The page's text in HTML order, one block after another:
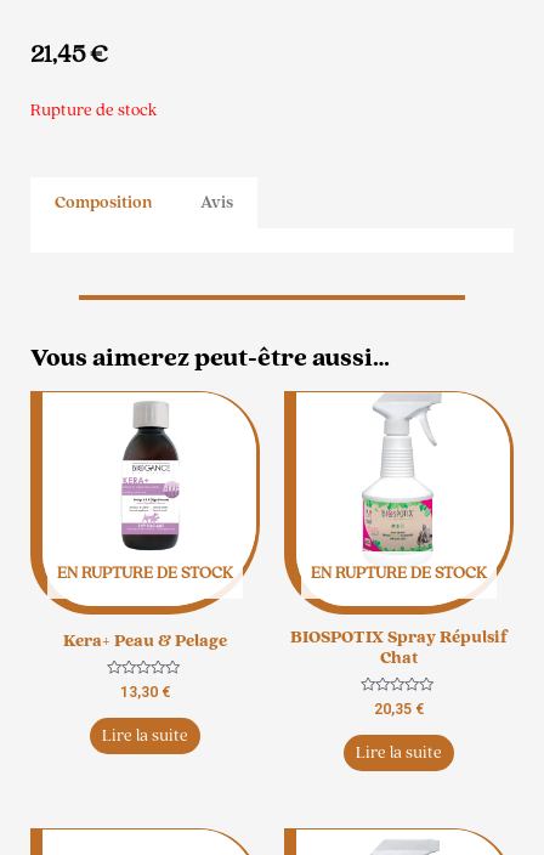
21,45€
Rupture de stock
Composition Avis
Vous aimerez peut-être aussi…
EN RUPTURE DE STOCK
Kera+ Peau & Pelage
Note
sur
5
13,30 €
Lire la suite
EN RUPTURE DE STOCK
BIOSPOTIX Spray Répulsif
Chat
Note
sur
5
20,35 €
Lire la suite